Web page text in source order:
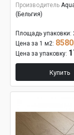
Производитель
(Бельгия)
Площадь упаковки:
Цена за 1 м2:
Цена за упаковку:
Купить